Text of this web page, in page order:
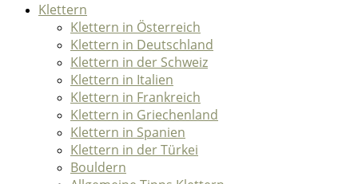
Klettern
Klettern in Österreich
Klettern in Deutschland
Klettern in der Schweiz
Klettern in Italien
Klettern in Frankreich
Klettern in Griechenland
Klettern in Spanien
Klettern in der Türkei
Bouldern